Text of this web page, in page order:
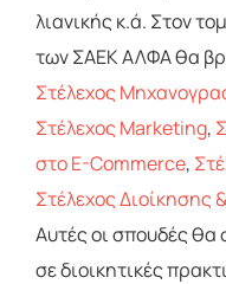
λιανικής κ.ά. Στον
των ΣΑΕΚ ΑΛΦΑ θα
Στέλεχος
Στέλεχος Marketing,
στο E-Commerce,
Στέλεχος Διοίκησης
Αυτές οι σπουδές
σε διοικητικές